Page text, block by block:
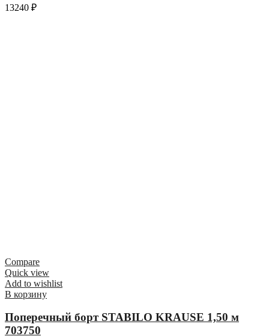
13240 ₽
Compare
Quick view
Add to wishlist
В корзину
Поперечный борт STABILO KRAUSE 1,50 м
703750